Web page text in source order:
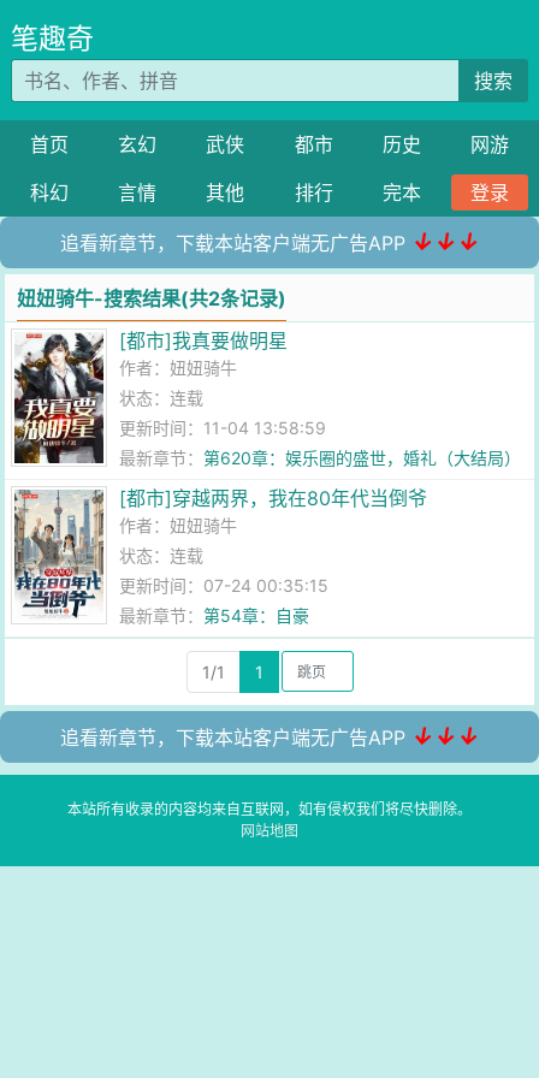
笔趣奇
搜索
首页 玄幻 武侠 都市 历史
网游
科幻
言情 其他 排行 完本 登录
追看新章节，下载本站客户端无广告APP ↓↓↓
妞妞骑牛-搜索结果(共2条记录)
[都市]我真要做明星
作者：妞妞骑牛
状态：连载
更新时间：11-04 13:58:59
最新章节：第620章：娱乐圈的盛世，婚礼（大结局）
[都市]穿越两界，我在80年代当倒爷
作者：妞妞骑牛
状态：连载
更新时间：07-24 00:35:15
最新章节：第54章：自豪
1/1 1
追看新章节，下载本站客户端无广告APP ↓↓↓
本站所有收录的内容均来自互联网，如有侵权我们将尽快删除。
网站地图